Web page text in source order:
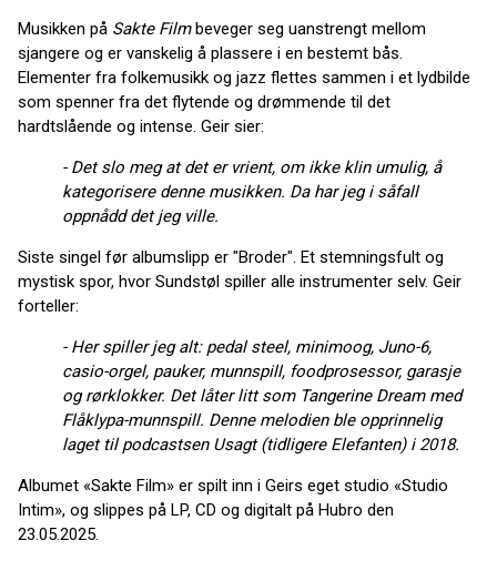
Musikken på Sakte Filmbeveger seg uanstrengt mellom
sjangere og er vanskelig å plassere i en bestemt bås.
Elementer fra folkemusikk og jazz flettes sammen i et lydbilde
som spenner fra det flytende og drømmende til det
hardtslående og intense. Geir sier:
- Det slo meg at det er vrient, om ikke klin umulig, å
kategorisere denne musikken. Da har jeg i såfall
oppnådd det jeg ville.
Siste singel før albumslipp er "Broder". Et stemningsfult og
mystisk spor, hvor Sundstøl spiller alle instrumenter selv. Geir
forteller:
- Her spiller jeg alt: pedal steel, minimoog, Juno-6,
casio-orgel, pauker, munnspill, foodprosessor, garasje
og rørklokker. Det låter litt som Tangerine Dream med
Flåklypa-munnspill. Denne melodien ble opprinnelig
laget til podcastsen Usagt (tidligere Elefanten) i 2018.
Albumet «Sakte Film» er spilt inn i Geirs eget studio «Studio
Intim», og slippes på LP, CD og digitalt på Hubro den
23.05.2025.